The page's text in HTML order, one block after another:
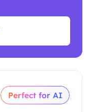
Perfect for AI